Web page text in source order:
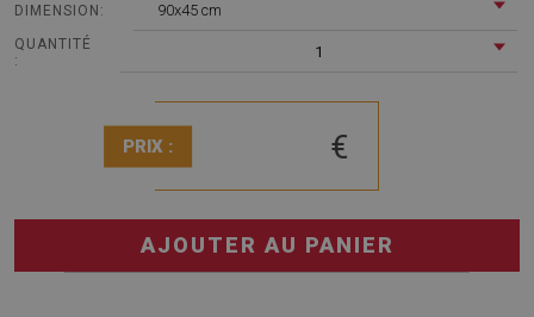
DIMENSION: 90x45 cm
QUANTITÉ
:
1
PRIX : €
AJOUTER AU PANIER